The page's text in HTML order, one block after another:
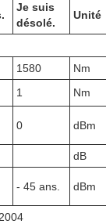
Je suis
désolé.
Unité
1580 Nm
1 Nm
0 dBm
dB
- 45 ans. dBm